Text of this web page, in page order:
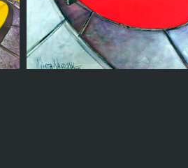
Demasiada conciencia